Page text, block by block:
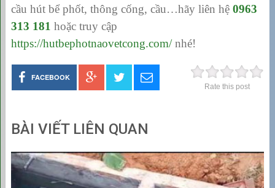
cầu hút bể phốt, thông cống, cầu…hãy liên hệ 0963
313 181 hoặc truy cập
https://hutbephotnaovetcong.com/nhé!
Rate this post
FACEBOOK
BÀI VIẾT LIÊN QUAN